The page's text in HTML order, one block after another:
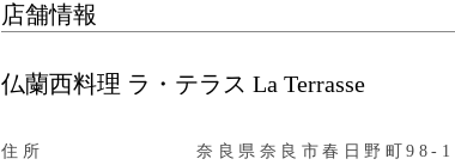
店舗情報
仏蘭西料理 ラ・テラス La Terrasse
住所
奈良県奈良市春日野町98-1